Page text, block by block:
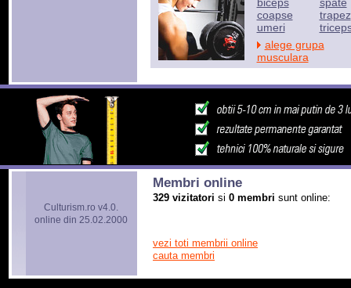
coapse
umeri
trapez
alege grupa
musculara
Culturism.ro v4.0.
online din 25.02.2000
Membri online
329 vizitatori si 0 membri sunt online:
vezi toti membrii online
cauta membri